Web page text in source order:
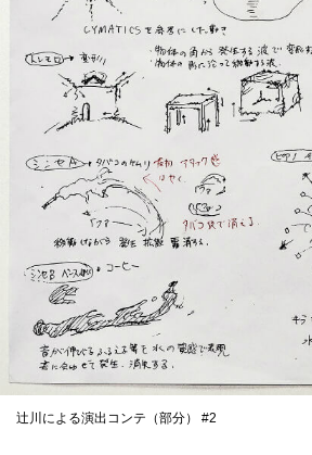
辻川による演出コンテ（部分） #2